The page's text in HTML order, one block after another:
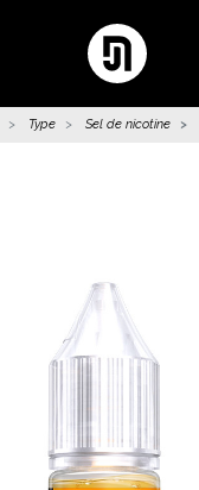
Type Sel de nicotine